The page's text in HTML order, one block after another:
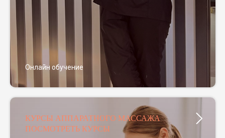
Онлайн обучение
КУРСЫ АППАРАТНОГО МАССАЖА
ПОСМОТРЕТЬ КУРСЫ